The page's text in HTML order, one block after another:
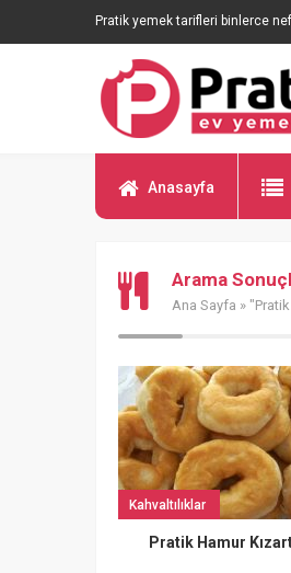
Pratik yemek tarifleri binlerce
Anasayfa
Arama
Ana Sayfa »
Kahvaltılıklar
Pratik Hamur